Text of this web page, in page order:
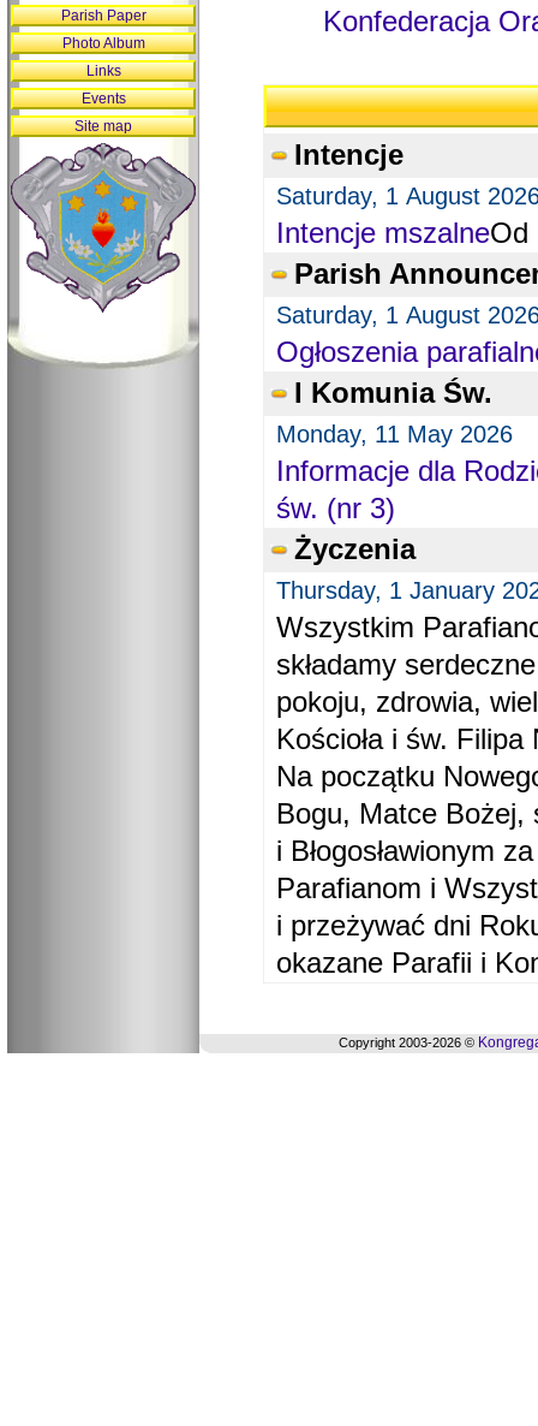
Konfederacja
Intencje
Saturday, 1 August
Intencje mszalneOd
Parish
Saturday, 1 August
Ogłoszenia
I Komunia Św.
Monday, 11 May 2026
Informacje dla
św. (nr 3)
Życzenia
Thursday, 1 January
Wszystkim
składamy
pokoju, zdrowia,
Kościoła i św. Filipa
Na początku
Bogu, Matce Bożej,
i Błogosławionym
Parafianom i
i przeżywać dni
okazane Parafii i
Parish Paper
Photo Album
Links
Events
Site map
Copyright 2003-2026 ©